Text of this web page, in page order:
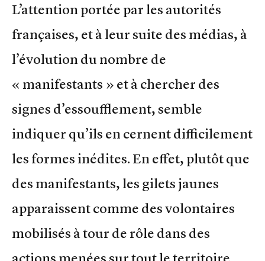
L’attention portée par les autorités
françaises, et à leur suite des médias, à
l’évolution du nombre de
« manifestants » et à chercher des
signes d’essoufflement, semble
indiquer qu’ils en cernent difficilement
les formes inédites. En effet, plutôt que
des manifestants, les gilets jaunes
apparaissent comme des volontaires
mobilisés à tour de rôle dans des